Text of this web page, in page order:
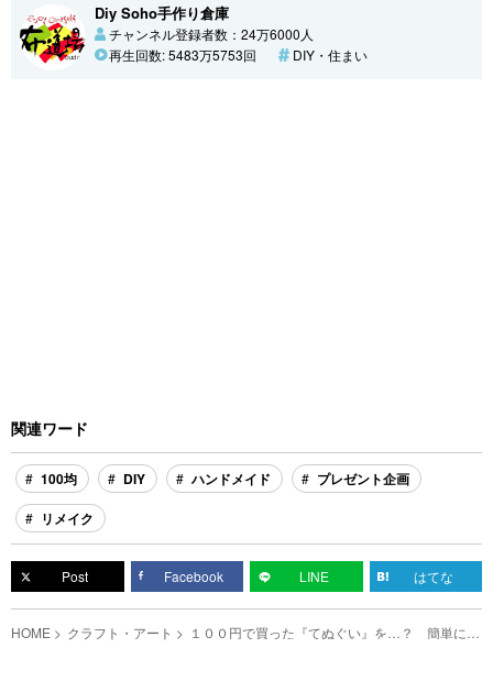
Diy Soho手作り倉庫
チャンネル登録者数：24万6000人
再生回数: 5483万5753回
DIY・住まい
関連ワード
100均 DIY ハンドメイド
プレゼント企画
リメイク
Post Facebook LINE はてな
HOME クラフト・アート １００円で買った『てぬぐい』を…？ 簡単に作
れるエコバッグの発想に驚き！